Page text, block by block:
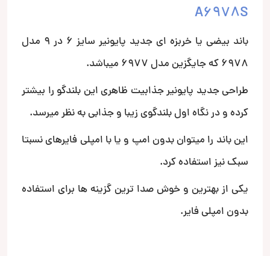
A6978S
باند بیضی یا خربزه ای جدید پایونیر سایز 6 در 9 مدل
6978 که جایگزین مدل 6977 میباشد.
طراحی جدید پایونیر جذابیت ظاهری این بلندگو را بیشتر
کرده و در نگاه اول بلندگوی زیبا و جذابی به نظر میرسد.
این باند را میتوان بدون امپ و یا با امپلی فایرهای نسبتا
سبک نیز استفاده کرد.
یکی از بهترین و خوش صدا ترین گزینه ها برای استفاده
بدون امپلی فایر.